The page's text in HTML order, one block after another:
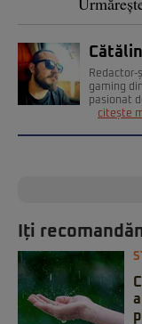
Redactor-
gaming
pasionat
citește
Iți